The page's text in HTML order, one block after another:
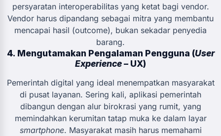
persyaratan interoperabilitas yang ketat bagi vendor.
Vendor harus dipandang sebagai mitra yang membantu
mencapai hasil (outcome), bukan sekadar penyedia
barang.
4. Mengutamakan Pengalaman Pengguna (User
Experience– UX)
Pemerintah digital yang ideal menempatkan masyarakat
di pusat layanan. Sering kali, aplikasi pemerintah
dibangun dengan alur birokrasi yang rumit, yang
memindahkan kerumitan tatap muka ke dalam layar
smartphone. Masyarakat masih harus memahami